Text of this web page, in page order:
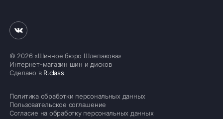
© 2026 «Шинное бюро Шлепакова»
Интернет-магазин шин и дисков
Сделано в R.class
Политика обработки персональных данных
Пользовательское соглашение
Согласие на обработку персональных данных